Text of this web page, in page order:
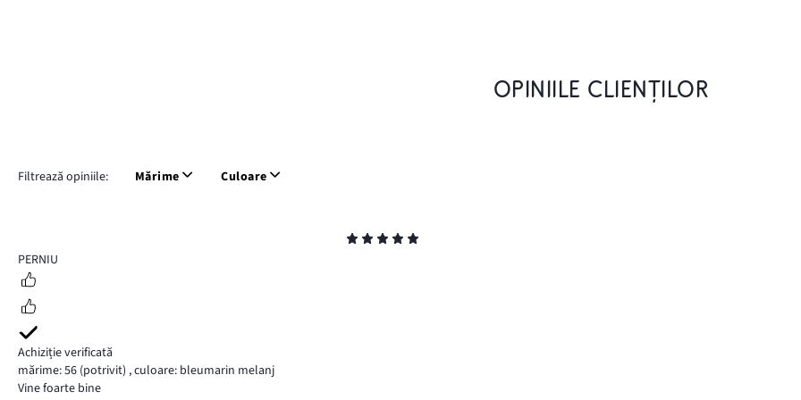
OPINIILE CLIENȚILOR
Filtrează opiniile: Mărime Culoare
5
PERNIU
Achiziție verificată
mărime: 56 (potrivit) ,culoare: bleumarin melanj
Vine foarte bine